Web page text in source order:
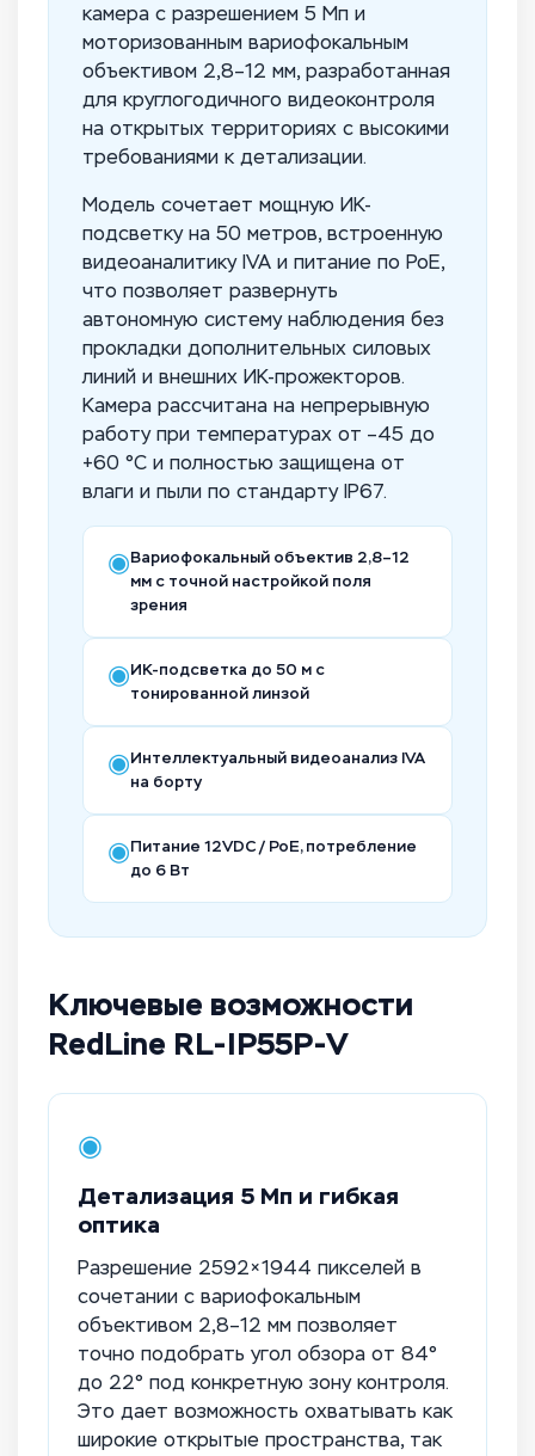
камера с разрешением 5 Мп и
моторизованным вариофокальным
объективом 2,8–12 мм, разработанная
для круглогодичного видеоконтроля
на открытых территориях с высокими
требованиями к детализации.
Модель сочетает мощную ИК-
подсветку на 50 метров, встроенную
видеоаналитику IVA и питание по PoE,
что позволяет развернуть
автономную систему наблюдения без
прокладки дополнительных силовых
линий и внешних ИК-прожекторов.
Камера рассчитана на непрерывную
работу при температурах от –45 до
+60 °C и полностью защищена от
влаги и пыли по стандарту IP67.
◉Вариофокальный объектив 2,8–12
мм с точной настройкой поля
зрения
◉ИК-подсветка до 50 м с
тонированной линзой
◉Интеллектуальный видеоанализ IVA
на борту
◉Питание 12VDC / PoE, потребление
до 6 Вт
Ключевые возможности
RedLine RL-IP55P-V
◉
Детализация 5 Мп и гибкая
оптика
Разрешение 2592×1944 пикселей в
сочетании с вариофокальным
объективом 2,8–12 мм позволяет
точно подобрать угол обзора от 84°
до 22° под конкретную зону контроля.
Это дает возможность охватывать как
широкие открытые пространства, так